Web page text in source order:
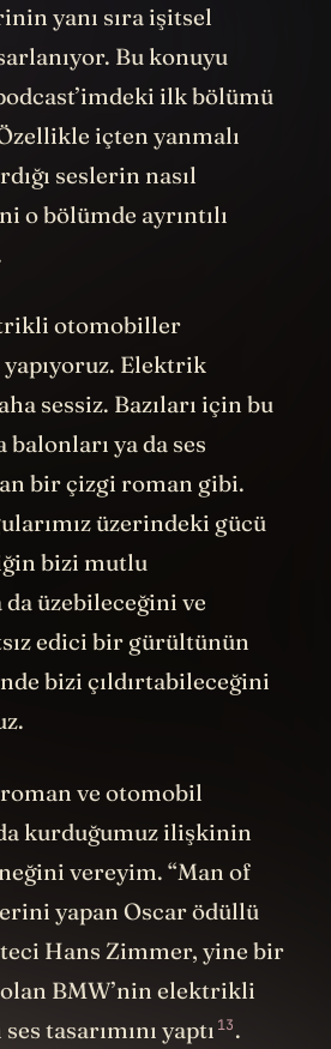
yanı sıra işitsel
Bu konuyu
ilk bölümü
içten yanmalı
seslerin nasıl
o bölümde ayrıntılı
otomobiller
Elektrik
sessiz. Bazıları için bu
ya da ses
bir çizgi roman gibi.
üzerindeki gücü
bizi mutlu
üzebileceğini ve
edici bir gürültünün
bizi çıldırtabileceğini
ve otomobil
kurduğumuz ilişkinin
vereyim. “Man of
yapan Oscar ödüllü
Hans Zimmer, yine bir
BMW’nin elektrikli
tasarımını yaptı 13.